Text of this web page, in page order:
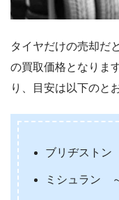
タイヤだけの売却だ
の買取価格となりま
り、目安は以下のと
ブリヂストン
ミシュラン